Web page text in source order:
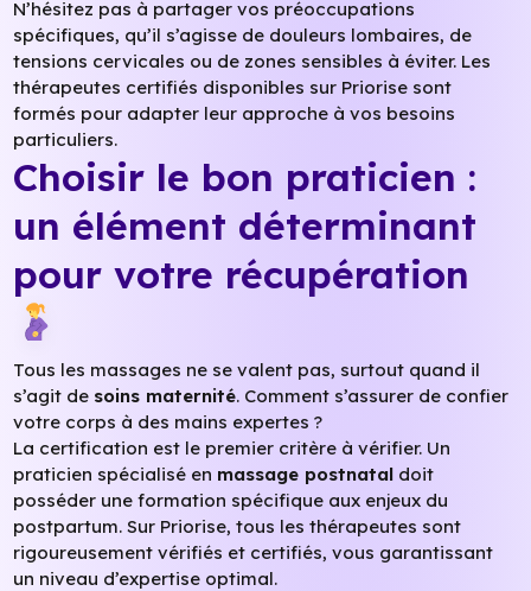
N’hésitez pas à partager vos préoccupations
spécifiques, qu’il s’agisse de douleurs lombaires, de
tensions cervicales ou de zones sensibles à éviter. Les
thérapeutes certifiés disponibles sur Priorise sont
formés pour adapter leur approche à vos besoins
particuliers.
Choisir le bon praticien :
un élément déterminant
pour votre récupération
Tous les massages ne se valent pas, surtout quand il
s’agit de soins maternité. Comment s’assurer de confier
votre corps à des mains expertes ?
La certification est le premier critère à vérifier. Un
praticien spécialisé en massage postnatal doit
posséder une formation spécifique aux enjeux du
postpartum. Sur Priorise, tous les thérapeutes sont
rigoureusement vérifiés et certifiés, vous garantissant
un niveau d’expertise optimal.